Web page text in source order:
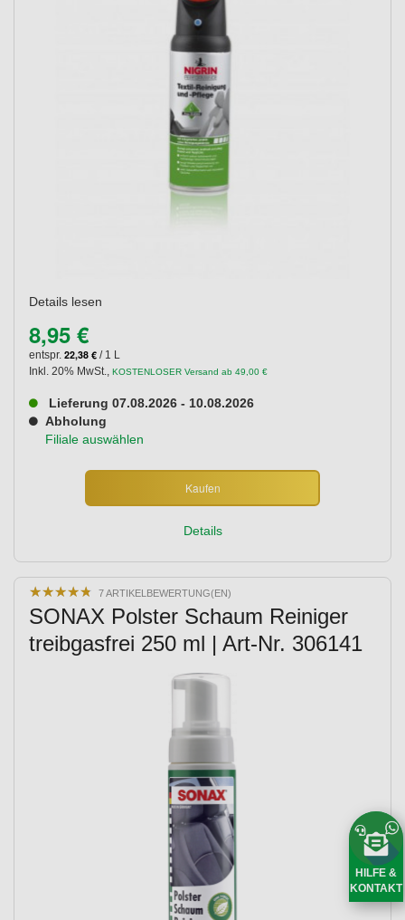
Details lesen
8,95 €
entspr. 22,38 € / 1 L
Inkl. 20% MwSt., KOSTENLOSER Versand ab 49,00 €
Lieferung 07.08.2026 - 10.08.2026
Abholung
Filiale auswählen
Kaufen
Details
★★★★★
★★★★★ 7 ARTIKELBEWERTUNG(EN)
SONAX Polster Schaum Reiniger
treibgasfrei 250 ml | Art-Nr. 306141
HILFE &
KONTAKT